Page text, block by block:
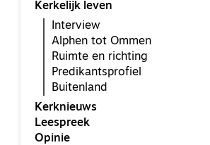
Kerkelijk leven
Interview
Alphen tot Ommen
Ruimte en richting
Predikantsprofiel
Buitenland
Kerknieuws
Leespreek
Opinie